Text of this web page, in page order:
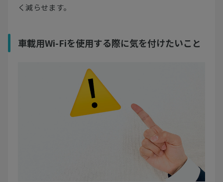
く減らせます。
車載用Wi-Fiを使用する際に気を付けたいこと